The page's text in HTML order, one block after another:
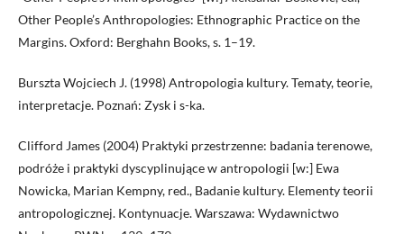
Other People’s Anthropologies: Ethnographic Practice on the
Margins. Oxford: Berghahn Books, s. 1–19.
Burszta Wojciech J. (1998) Antropologia kultury. Tematy, teorie,
interpretacje. Poznań: Zysk i s-ka.
Clifford James (2004) Praktyki przestrzenne: badania terenowe,
podróże i praktyki dyscyplinujące w antropologii [w:] Ewa
Nowicka, Marian Kempny, red., Badanie kultury. Elementy teorii
antropologicznej. Kontynuacje. Warszawa: Wydawnictwo